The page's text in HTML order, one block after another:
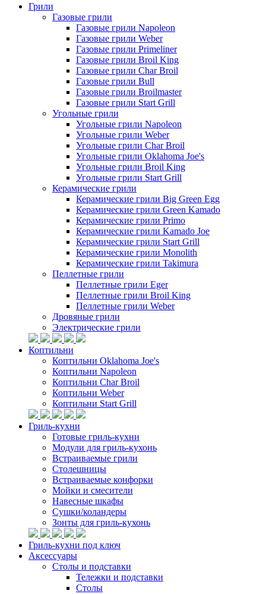
Грили
Газовые грили
Газовые грили Napoleon
Газовые грили Weber
Газовые грили Primeliner
Газовые грили Broil King
Газовые грили Char Broil
Газовые грили Bull
Газовые грили Broilmaster
Газовые грили Start Grill
Угольные грили
Угольные грили Napoleon
Угольные грили Weber
Угольные грили Char Broil
Угольные грили Oklahoma Joe's
Угольные грили Broil King
Угольные грили Start Grill
Керамические грили
Керамические грили Big Green Egg
Керамические грили Green Kamado
Керамические грили Primo
Керамические грили Kamado Joe
Керамические грили Start Grill
Керамические грили Monolith
Керамические грили Takimura
Пеллетные грили
Пеллетные грили Eger
Пеллетные грили Broil King
Пеллетные грили Weber
Дровяные грили
Электрические грили
Коптильни
Коптильни Oklahoma Joe's
Коптильни Napoleon
Коптильни Char Broil
Коптильни Weber
Коптильни Start Grill
Гриль-кухни
Готовые гриль-кухни
Модули для гриль-кухонь
Встраиваемые грили
Столешницы
Встраиваемые конфорки
Мойки и смесители
Навесные шкафы
Сушки/коландеры
Зонты для гриль-кухонь
Гриль-кухни под ключ
Аксессуары
Столы и подставки
Тележки и подставки
Столы